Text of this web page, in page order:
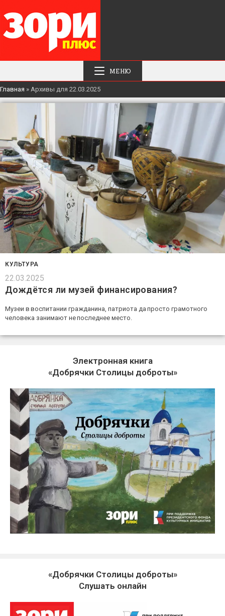
МЕНЮ
Главная » Архивы для 22.03.2025
КУЛЬТУРА
22.03.2025
Дождётся ли музей финансирования?
Музеи в воспитании гражданина, патриота да просто грамотного
человека занимают не последнее место.
Электронная книга
«Добрячки Столицы доброты»
«Добрячки Столицы доброты»
Слушать онлайн